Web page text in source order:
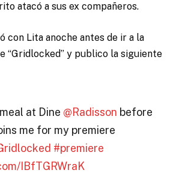
atacó a sus ex compañeros.
con Lita anoche antes de ir a la
“Gridlocked” y publico la siguiente
at Dine @Radisson before
me for my premiere
#premiere
IBfTGRWraK